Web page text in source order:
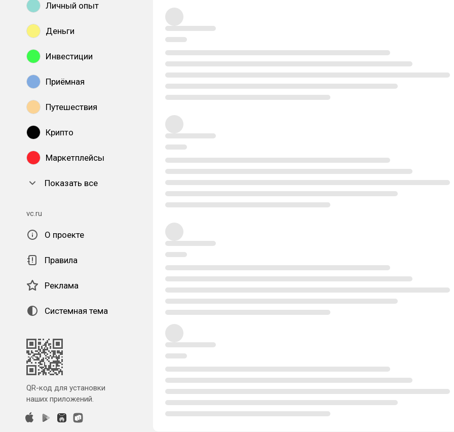
Личный опыт
Деньги
Инвестиции
Приёмная
Путешествия
Крипто
Маркетплейсы
Показать все
vc.ru
О проекте
Правила
Реклама
Системная тема
QR-код для установки
наших приложений.